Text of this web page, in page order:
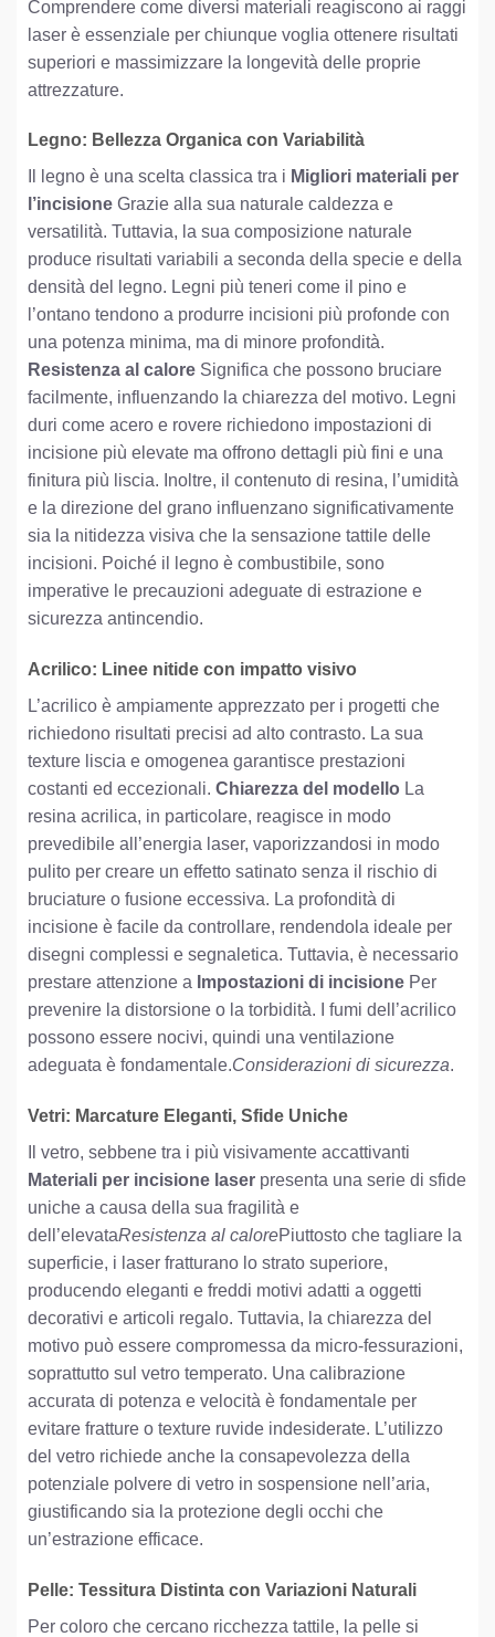
Comprendere come diversi materiali reagiscono ai raggi
laser è essenziale per chiunque voglia ottenere risultati
superiori e massimizzare la longevità delle proprie
attrezzature.
Legno: Bellezza Organica con Variabilità
Il legno è una scelta classica tra i Migliori materiali per
l’incisione Grazie alla sua naturale caldezza e
versatilità. Tuttavia, la sua composizione naturale
produce risultati variabili a seconda della specie e della
densità del legno. Legni più teneri come il pino e
l’ontano tendono a produrre incisioni più profonde con
una potenza minima, ma di minore profondità.
Resistenza al calore Significa che possono bruciare
facilmente, influenzando la chiarezza del motivo. Legni
duri come acero e rovere richiedono impostazioni di
incisione più elevate ma offrono dettagli più fini e una
finitura più liscia. Inoltre, il contenuto di resina, l’umidità
e la direzione del grano influenzano significativamente
sia la nitidezza visiva che la sensazione tattile delle
incisioni. Poiché il legno è combustibile, sono
imperative le precauzioni adeguate di estrazione e
sicurezza antincendio.
Acrilico: Linee nitide con impatto visivo
L’acrilico è ampiamente apprezzato per i progetti che
richiedono risultati precisi ad alto contrasto. La sua
texture liscia e omogenea garantisce prestazioni
costanti ed eccezionali. Chiarezza del modello La
resina acrilica, in particolare, reagisce in modo
prevedibile all’energia laser, vaporizzandosi in modo
pulito per creare un effetto satinato senza il rischio di
bruciature o fusione eccessiva. La profondità di
incisione è facile da controllare, rendendola ideale per
disegni complessi e segnaletica. Tuttavia, è necessario
prestare attenzione a Impostazioni di incisione Per
prevenire la distorsione o la torbidità. I fumi dell’acrilico
possono essere nocivi, quindi una ventilazione
adeguata è fondamentale.Considerazioni di sicurezza.
Vetri: Marcature Eleganti, Sfide Uniche
Il vetro, sebbene tra i più visivamente accattivanti
Materiali per incisione laser presenta una serie di sfide
uniche a causa della sua fragilità e
dell’elevataResistenza al calorePiuttosto che tagliare la
superficie, i laser fratturano lo strato superiore,
producendo eleganti e freddi motivi adatti a oggetti
decorativi e articoli regalo. Tuttavia, la chiarezza del
motivo può essere compromessa da micro-fessurazioni,
soprattutto sul vetro temperato. Una calibrazione
accurata di potenza e velocità è fondamentale per
evitare fratture o texture ruvide indesiderate. L’utilizzo
del vetro richiede anche la consapevolezza della
potenziale polvere di vetro in sospensione nell’aria,
giustificando sia la protezione degli occhi che
un’estrazione efficace.
Pelle: Tessitura Distinta con Variazioni Naturali
Per coloro che cercano ricchezza tattile, la pelle si